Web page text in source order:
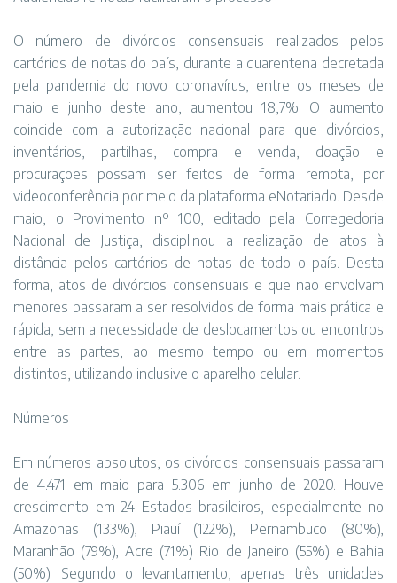
O número de divórcios consensuais realizados pelos
cartórios de notas do país, durante a quarentena decretada
pela pandemia do novo coronavírus, entre os meses de
maio e junho deste ano, aumentou 18,7%. O aumento
coincide com a autorização nacional para que divórcios,
inventários, partilhas, compra e venda, doação e
procurações possam ser feitos de forma remota, por
videoconferência por meio da plataforma eNotariado. Desde
maio, o Provimento nº 100, editado pela Corregedoria
Nacional de Justiça, disciplinou a realização de atos à
distância pelos cartórios de notas de todo o país. Desta
forma, atos de divórcios consensuais e que não envolvam
menores passaram a ser resolvidos de forma mais prática e
rápida, sem a necessidade de deslocamentos ou encontros
entre as partes, ao mesmo tempo ou em momentos
distintos, utilizando inclusive o aparelho celular.
Números
Em números absolutos, os divórcios consensuais passaram
de 4.471 em maio para 5.306 em junho de 2020. Houve
crescimento em 24 Estados brasileiros, especialmente no
Amazonas (133%), Piauí (122%), Pernambuco (80%),
Maranhão (79%), Acre (71%) Rio de Janeiro (55%) e Bahia
(50%). Segundo o levantamento, apenas três unidades